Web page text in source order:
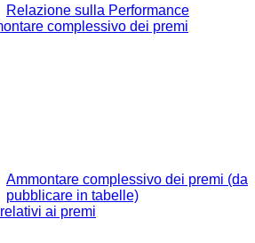
Relazione sulla Performance
complessivo dei premi
Ammontare complessivo dei premi (da
pubblicare in tabelle)
ai premi